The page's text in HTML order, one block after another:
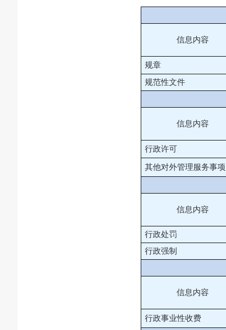
信息内容
规章
规范性文件
信息内容
行政许可
其他对外管理服务事项
信息内容
行政处罚
行政强制
信息内容
行政事业性收费